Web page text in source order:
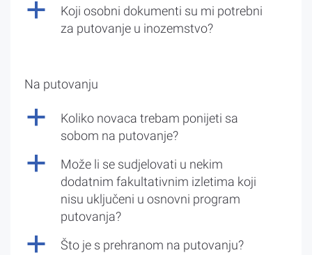
a
Koji osobni dokumenti su mi potrebni
za putovanje u inozemstvo?
Na putovanju
a
Koliko novaca trebam ponijeti sa
sobom na putovanje?
a
Može li se sudjelovati u nekim
dodatnim fakultativnim izletima koji
nisu uključeni u osnovni program
putovanja?
a Što je s prehranom na putovanju?